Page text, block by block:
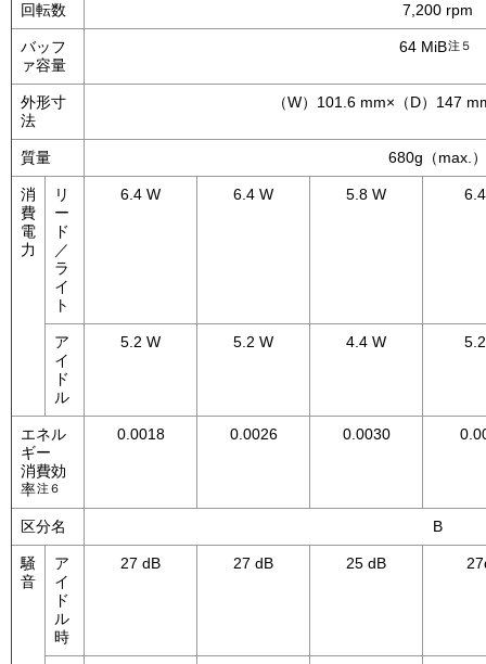
回転数 7,200 rpm
バッフ
ァ容量
64 MiB注５
外形寸
法
（W）101.6 mm×（D）147
質量 680g（max.）
消
費
電
力
リ
ー
ド
／
ラ
イ
ト
6.4 W 6.4 W 5.8 W
ア
イ
ド
ル
5.2 W 5.2 W 4.4 W
エネル
ギー
消費効
率注６
0.0018 0.0026 0.0030
区分名 B
騒
音
ア
イ
ド
ル
時
27 dB 27 dB 25 dB